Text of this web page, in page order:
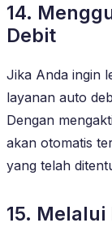
14.
Debit
Jika Anda ingin
layanan auto
Dengan
akan otomatis
yang telah
15.